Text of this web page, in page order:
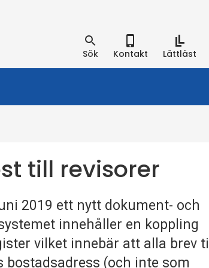
Sök Kontakt Lättläst
till revisorer
2019 ett nytt dokument- och
innehåller en koppling
vilket innebär att alla brev till
(och inte som